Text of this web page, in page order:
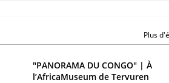
Plus
"PANORAMA DU CONGO" | À
l’AfricaMuseum de Tervuren